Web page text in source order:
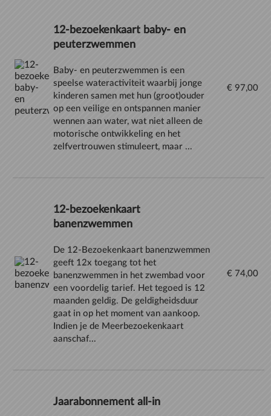
12-bezoekenkaart baby- en
peuterzwemmen
Baby- en peuterzwemmen is een
speelse wateractiviteit waarbij jonge
kinderen samen met hun (groot)ouder
op een veilige en ontspannen manier
wennen aan water, wat niet alleen de
motorische ontwikkeling en het
zelfvertrouwen stimuleert, maar ...
€ 97,00
12-bezoekenkaart
banenzwemmen
De 12-Bezoekenkaart banenzwemmen
geeft 12x toegang tot het
banenzwemmen in het zwembad voor
een voordelig tarief. Het tegoed is 12
maanden geldig. De geldigheidsduur
gaat in op het moment van aankoop.
Indien je de Meerbezoekenkaart
aanschaf...
€ 74,00
Jaarabonnement all-in